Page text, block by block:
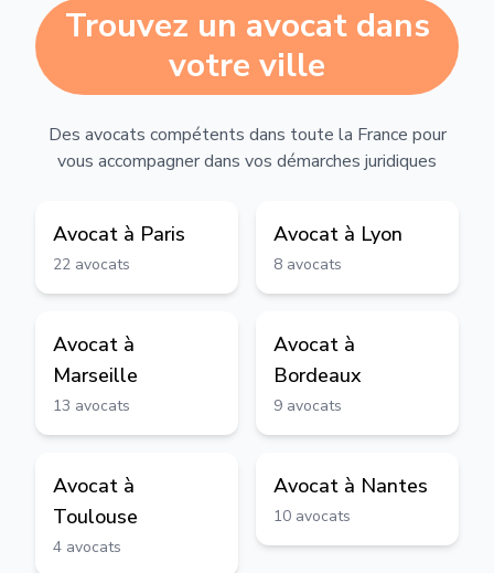
Trouvez un avocat dans
votre ville
Des avocats compétents dans toute la France pour
vous accompagner dans vos démarches juridiques
Avocat à Paris
22 avocats
Avocat à Lyon
8 avocats
Avocat à
Marseille
13 avocats
Avocat à
Bordeaux
9 avocats
Avocat à
Toulouse
4 avocats
Avocat à Nantes
10 avocats